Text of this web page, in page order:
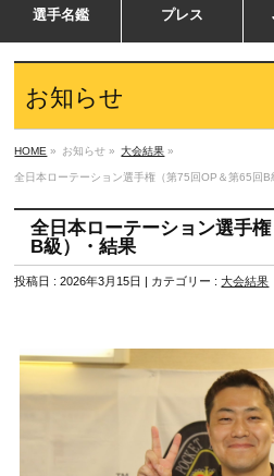
選手名鑑 プレス
お知らせ
HOME » お知らせ » 大会結果 »
全日本ローテーション選手権（第75回OP＆第65回B
全日本ローテーション選手
B級）・結果
投稿日 : 2026年3月15日 | カテゴリー :大会結果